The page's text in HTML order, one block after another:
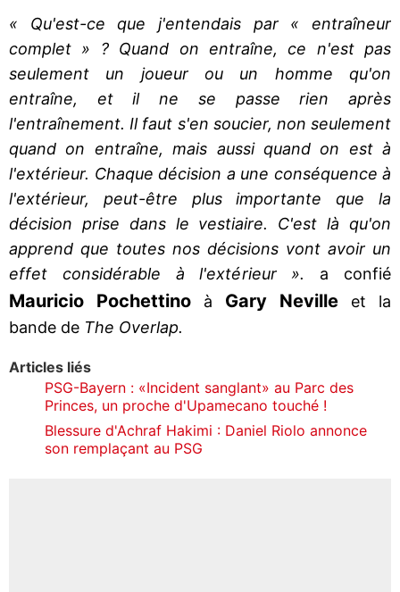
« Qu'est-ce que j'entendais par « entraîneur
complet » ? Quand on entraîne, ce n'est pas
seulement un joueur ou un homme qu'on
entraîne, et il ne se passe rien après
l'entraînement. Il faut s'en soucier, non seulement
quand on entraîne, mais aussi quand on est à
l'extérieur. Chaque décision a une conséquence à
l'extérieur, peut-être plus importante que la
décision prise dans le vestiaire. C'est là qu'on
apprend que toutes nos décisions vont avoir un
effet considérable à l'extérieur ».
a confié
Mauricio Pochettino à Gary Neville
et la
bande de The Overlap.
Articles liés
PSG-Bayern : «Incident sanglant» au Parc des
Princes, un proche d'Upamecano touché !
Blessure d'Achraf Hakimi : Daniel Riolo annonce
son remplaçant au PSG